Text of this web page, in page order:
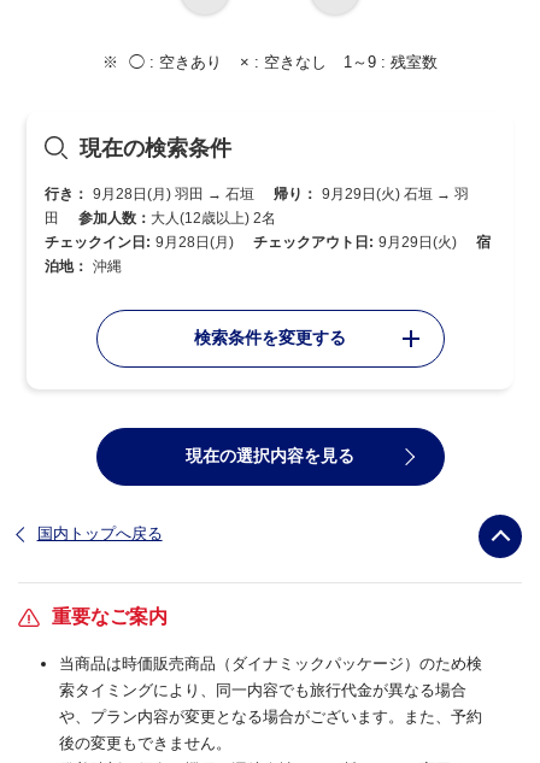
◯ : 空きあり × : 空きなし 1～9 : 残室数
現在の検索条件
行き： 9月28日(月) 羽田 → 石垣 帰り： 9月29日(火) 石垣 → 羽
田
参加人数： 大人(12歳以上) 2名
チェックイン日: 9月28日(月) チェックアウト日: 9月29日(火)
宿
泊地： 沖縄
検索条件を変更する
現在の選択内容を見る
国内トップへ戻る
重要なご案内
当商品は時価販売商品（ダイナミックパッケージ）のため検
索タイミングにより、同一内容でも旅行代金が異なる場合
や、プラン内容が変更となる場合がございます。また、予約
後の変更もできません。